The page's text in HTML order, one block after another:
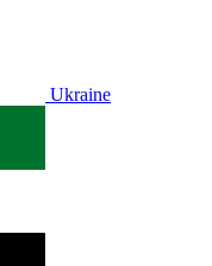
Ukraine